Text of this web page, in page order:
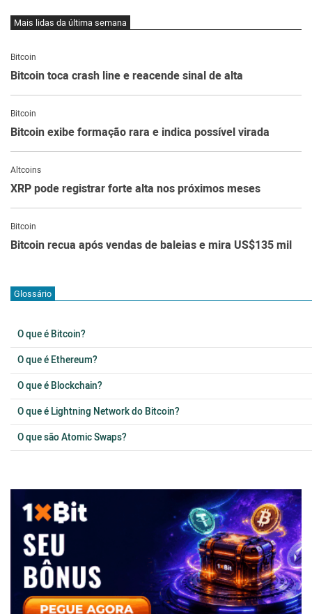
Mais lidas da última semana
Bitcoin
Bitcoin toca crash line e reacende sinal de alta
Bitcoin
Bitcoin exibe formação rara e indica possível virada
Altcoins
XRP pode registrar forte alta nos próximos meses
Bitcoin
Bitcoin recua após vendas de baleias e mira US$135 mil
Glossário
O que é Bitcoin?
O que é Ethereum?
O que é Blockchain?
O que é Lightning Network do Bitcoin?
O que são Atomic Swaps?